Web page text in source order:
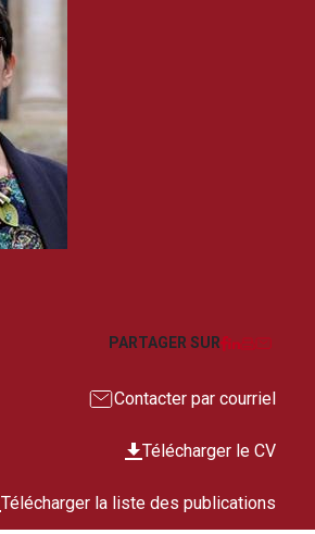
PARTAGER SUR Facebook
LinkedIn
Contacter par courriel
Télécharger le CV
Télécharger la liste des publications